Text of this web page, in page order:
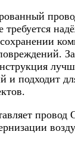
требуется
и подходит
провод